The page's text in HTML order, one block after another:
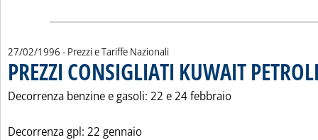
27/02/1996 - Prezzi e Tariffe Nazionali
PREZZI CONSIGLIATI KUWAIT
Decorrenza benzine e gasoli: 22 e 24 febbraio
Decorrenza gpl: 22 gennaio